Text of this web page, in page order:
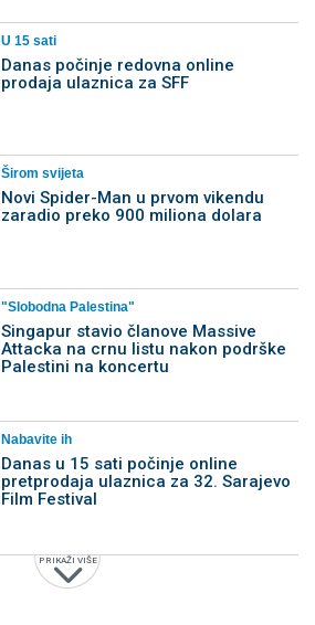
U 15 sati
Danas počinje redovna online
prodaja ulaznica za SFF
Širom svijeta
Novi Spider-Man u prvom vikendu
zaradio preko 900 miliona dolara
"Slobodna Palestina"
Singapur stavio članove Massive
Attacka na crnu listu nakon podrške
Palestini na koncertu
Nabavite ih
Danas u 15 sati počinje online
pretprodaja ulaznica za 32. Sarajevo
Film Festival
PRIKAŽI VIŠE